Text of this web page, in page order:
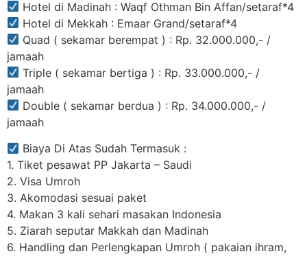
Hotel di Madinah : Waqf Othman Bin Affan/setaraf*4
Hotel di Mekkah : Emaar Grand/setaraf*4
Quad ( sekamar berempat ) : Rp. 32.000.000,- /
jamaah
Triple ( sekamar bertiga ) : Rp. 33.000.000,- /
jamaah
Double ( sekamar berdua ) : Rp. 34.000.000,- /
jamaah
Biaya Di Atas Sudah Termasuk :
1. Tiket pesawat PP Jakarta – Saudi
2. Visa Umroh
3. Akomodasi sesuai paket
4. Makan 3 kali sehari masakan Indonesia
5. Ziarah seputar Makkah dan Madinah
6. Handling dan Perlengkapan Umroh ( pakaian ihram,